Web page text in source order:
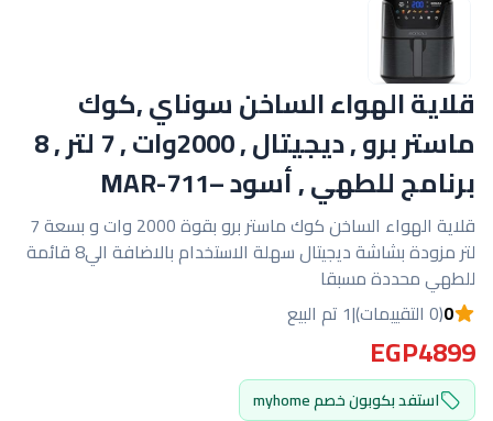
قلاية الهواء الساخن سوناي ,كوك
ماستر برو , ديجيتال , 2000وات , 7 لتر , 8
برنامج للطهي , أسود –MAR-711
قلاية الهواء الساخن كوك ماستر برو بقوة 2000 وات و بسعة 7
لتر مزودة بشاشة ديجيتال سهلة الاستخدام بالاضافة الي8 قائمة
للطهي محددة مسبقا
0(0 التقييمات) |1 تم البيع
EGP4899
استفد بكوبون خصم myhome